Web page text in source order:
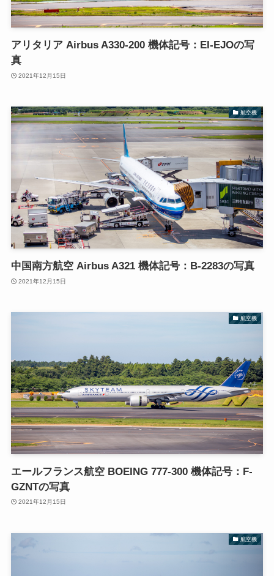
アリタリア Airbus A330-200 機体記号：EI-EJOの写
真
2021年12月15日
航空機
中国南方航空 Airbus A321 機体記号：B-2283の写真
2021年12月15日
航空機
エールフランス航空 BOEING 777-300 機体記号：F-
GZNTの写真
2021年12月15日
航空機